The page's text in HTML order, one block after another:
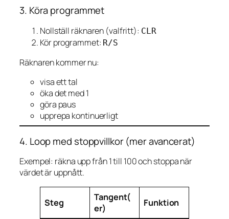
3. Köra programmet
Nollställ räknaren (valfritt): CLR
Kör programmet: R/S
Räknaren kommer nu:
visa ett tal
öka det med 1
göra paus
upprepa kontinuerligt
4. Loop med stoppvillkor (mer avancerat)
Exempel: räkna upp från 1 till 100 och stoppa när
värdet är uppnått.
Steg
Tangent(
er)
Funktion